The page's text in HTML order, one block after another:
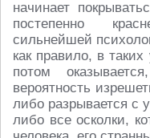
начинает
постепенно
сильнейшей
как правило, в
потом
вероятность
либо разрывается с
либо все осколки,